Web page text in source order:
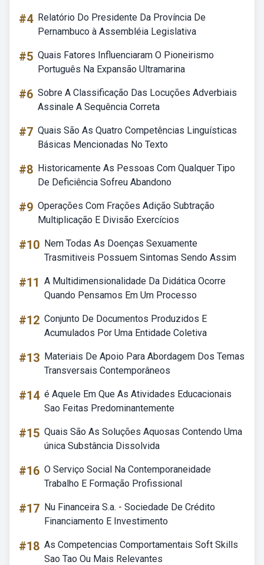
#4 Relatório Do Presidente Da Província De
Pernambuco à Assembléia Legislativa
#5 Quais Fatores Influenciaram O Pioneirismo
Português Na Expansão Ultramarina
#6 Sobre A Classificação Das Locuções Adverbiais
Assinale A Sequência Correta
#7 Quais São As Quatro Competências Linguísticas
Básicas Mencionadas No Texto
#8 Historicamente As Pessoas Com Qualquer Tipo
De Deficiência Sofreu Abandono
#9 Operações Com Frações Adição Subtração
Multiplicação E Divisão Exercícios
#10 Nem Todas As Doenças Sexuamente
Trasmitiveis Possuem Sintomas Sendo Assim
#11 A Multidimensionalidade Da Didática Ocorre
Quando Pensamos Em Um Processo
#12 Conjunto De Documentos Produzidos E
Acumulados Por Uma Entidade Coletiva
#13 Materiais De Apoio Para Abordagem Dos Temas
Transversais Contemporâneos
#14 é Aquele Em Que As Atividades Educacionais
Sao Feitas Predominantemente
#15 Quais São As Soluções Aquosas Contendo Uma
única Substância Dissolvida
#16 O Serviço Social Na Contemporaneidade
Trabalho E Formação Profissional
#17 Nu Financeira S.a. - Sociedade De Crédito
Financiamento E Investimento
#18 As Competencias Comportamentais Soft Skills
Sao Tao Ou Mais Relevantes